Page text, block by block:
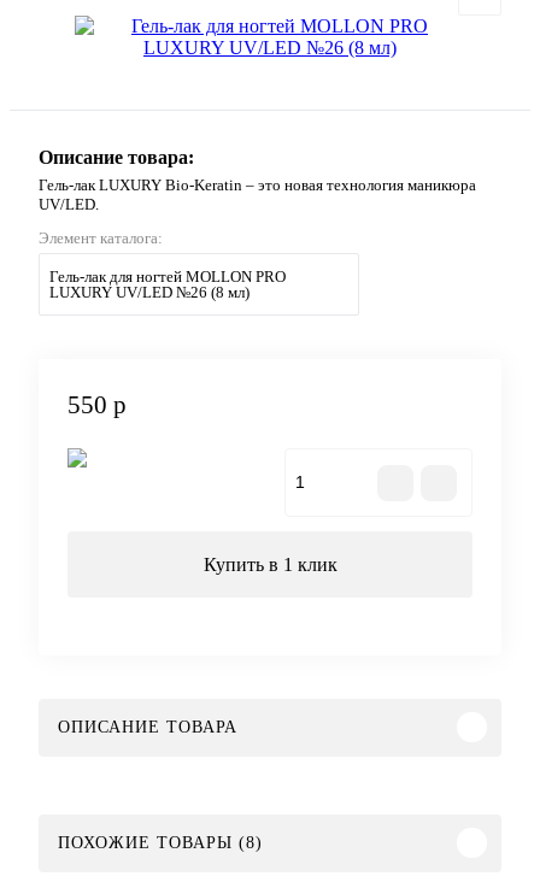
Описание товара:
Гель-лак LUXURY Bio-Keratin – это новая технология маникюра
UV/LED.
Элемент каталога:
Гель-лак для ногтей MOLLON PRO
LUXURY UV/LED №26 (8 мл)
550 р
Купить в 1 клик
ОПИСАНИЕ ТОВАРА
ПОХОЖИЕ ТОВАРЫ (8)